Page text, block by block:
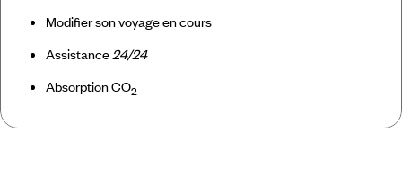
Modifier son voyage en cours
Assistance24/24
Absorption CO2